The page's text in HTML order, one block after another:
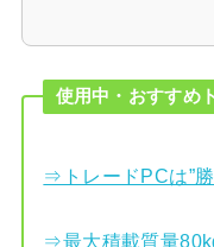
使用中・おすすめ
⇒トレードPCは”
⇒最大積載質量